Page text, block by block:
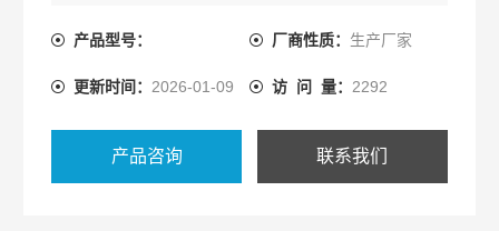
耐腐蚀，抗震动、抗坚硬砂粒冲击、宽范围温度补
产品型号： 厂商性质： 生产厂家
更新时间： 2026-01-09 访 问 量： 2292
产品咨询 联系我们